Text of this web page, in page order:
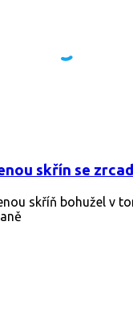
skřín se
skříň bohužel v